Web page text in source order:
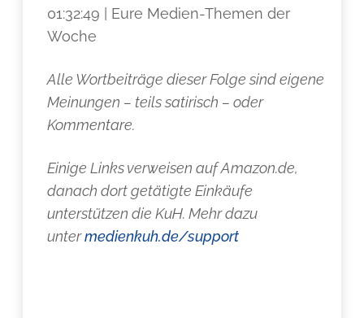
01:32:49 | Eure Medien-Themen der
Woche
Alle Wortbeiträge dieser Folge sind eigene
Meinungen – teils satirisch – oder
Kommentare.
Einige Links verweisen auf Amazon.de,
danach dort getätigte Einkäufe
unterstützen die KuH. Mehr dazu
untermedienkuh.de/support